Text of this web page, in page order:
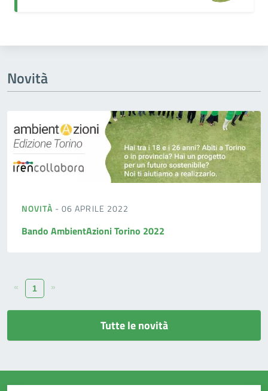
Novità
NOVITÀ - 06 APRILE 2022
Bando AmbientAzioni Torino 2022
« 1 »
Tutte le novità